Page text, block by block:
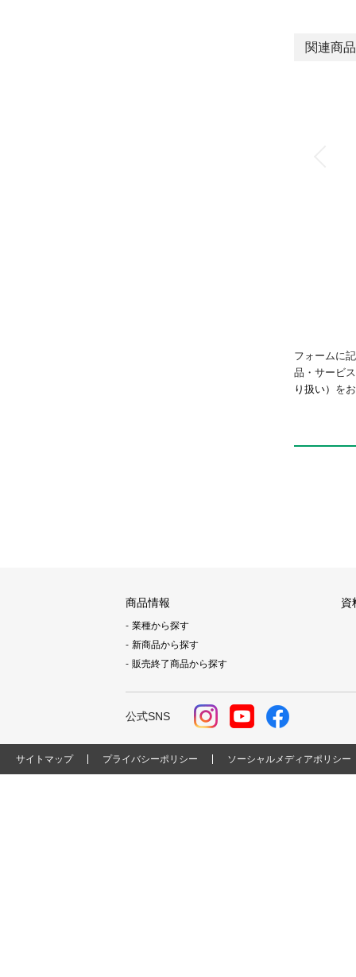
関連商品
フォームに
品・サービ
り扱い） を
商品情報
業種から探す
新商品から探す
販売終了商品から探す
資
公式SNS
サイトマップ プライバシーポリシー ソーシャルメディアポリシー